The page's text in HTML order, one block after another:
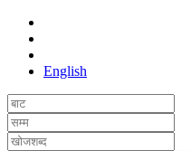
English